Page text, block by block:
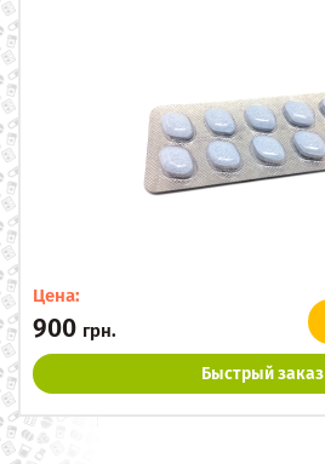
Цена:
900 грн.
Быстрый заказ